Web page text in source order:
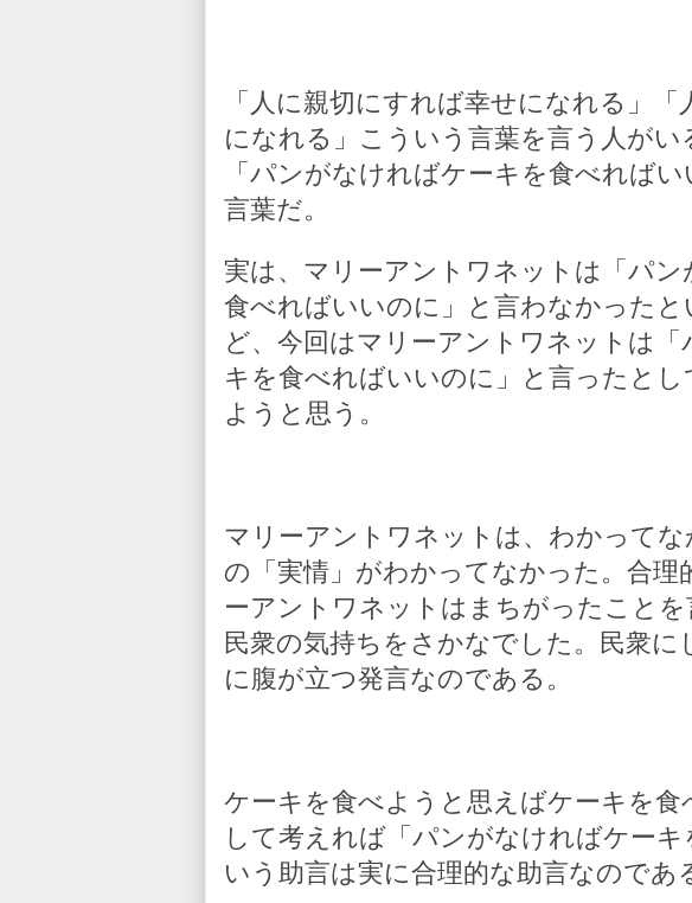
「人に親切にすれば幸せになれる」
になれる」こういう言葉を言う人がい
「パンがなければケーキを食べれば
言葉だ。
実は、マリーアントワネットは「パ
食べればいいのに」と言わなかったと
ど、今回はマリーアントワネットは
キを食べればいいのに」と言ったとし
ようと思う。
マリーアントワネットは、わかって
の「実情」がわかってなかった。合理
ーアントワネットはまちがったことを
民衆の気持ちをさかなでした。民衆に
に腹が立つ発言なのである。
ケーキを食べようと思えばケーキを食
して考えれば「パンがなければケーキ
いう助言は実に合理的な助言なのであ